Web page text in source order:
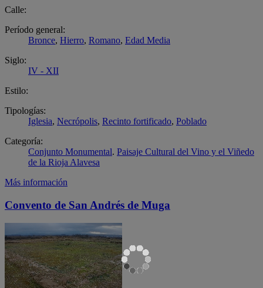
Calle:
Período general:
Bronce, Hierro, Romano, Edad Media
Siglo:
IV - XII
Estilo:
Tipologías:
Iglesia, Necrópolis, Recinto fortificado, Poblado
Categoría:
Conjunto Monumental. Paisaje Cultural del Vino y el Viñedo
de la Rioja Alavesa
Más información
Convento de San Andrés de Muga